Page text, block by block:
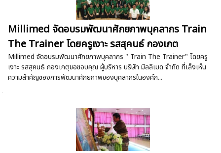
Millimed จัดอบรมพัฒนาศักยภาพบุคลากร Train
The Trainer โดยครูเงาะ รสสุคนธ์ กองเกต
Millimed จัดอบรมพัฒนาศักยภาพบุคลากร " Train The Trainer" โดยครู
เงาะ รสสุคนธ์ กองเกตุขอขอบคุณ ผู้บริหาร บริษัท มิลลิเมด จำกัด ที่เล็งเห็น
ความสำคัญของการพัฒนาศักยภาพของบุคลากรในองค์ก...